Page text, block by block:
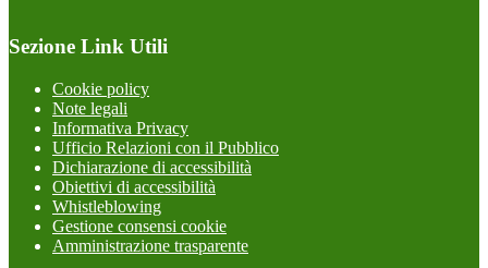
Sezione Link Utili
Cookie policy
Note legali
Informativa Privacy
Ufficio Relazioni con il Pubblico
Dichiarazione di accessibilità
Obiettivi di accessibilità
Whistleblowing
Gestione consensi cookie
Amministrazione trasparente